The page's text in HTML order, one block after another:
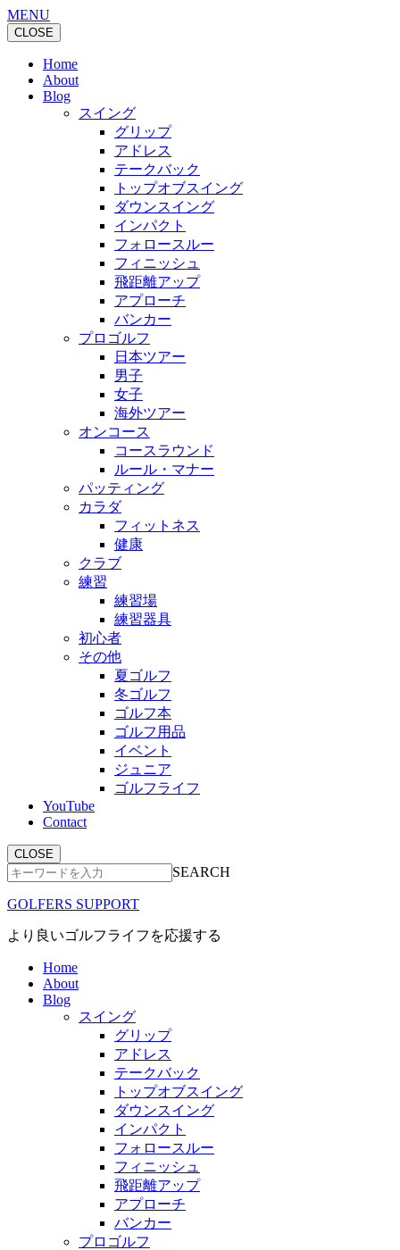
MENU
CLOSE
Home
About
Blog
スイング
グリップ
アドレス
テークバック
トップオブスイング
ダウンスイング
インパクト
フォロースルー
フィニッシュ
飛距離アップ
アプローチ
バンカー
プロゴルフ
日本ツアー
男子
女子
海外ツアー
オンコース
コースラウンド
ルール・マナー
パッティング
カラダ
フィットネス
健康
クラブ
練習
練習場
練習器具
初心者
その他
夏ゴルフ
冬ゴルフ
ゴルフ本
ゴルフ用品
イベント
ジュニア
ゴルフライフ
YouTube
Contact
CLOSE
SEARCH
GOLFERS SUPPORT
より良いゴルフライフを応援する
Home
About
Blog
スイング
グリップ
アドレス
テークバック
トップオブスイング
ダウンスイング
インパクト
フォロースルー
フィニッシュ
飛距離アップ
アプローチ
バンカー
プロゴルフ